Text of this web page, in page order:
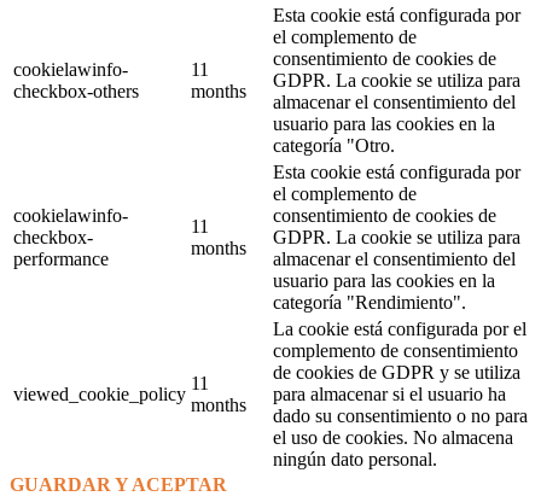
cookielawinfo-
checkbox-others
11
months
Esta cookie está configurada por
el complemento de
consentimiento de cookies de
GDPR. La cookie se utiliza para
almacenar el consentimiento del
usuario para las cookies en la
categoría "Otro.
cookielawinfo-
checkbox-
performance
11
months
Esta cookie está configurada por
el complemento de
consentimiento de cookies de
GDPR. La cookie se utiliza para
almacenar el consentimiento del
usuario para las cookies en la
categoría "Rendimiento".
viewed_cookie_policy
11
months
La cookie está configurada por el
complemento de consentimiento
de cookies de GDPR y se utiliza
para almacenar si el usuario ha
dado su consentimiento o no para
el uso de cookies. No almacena
ningún dato personal.
GUARDAR Y ACEPTAR